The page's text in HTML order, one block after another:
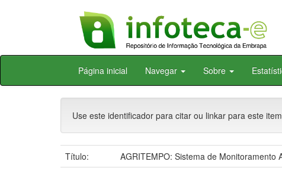
Skip
Página inicial Navegar Sobre
Use este identificador para citar ou linkar para este
Título:
AGRITEMPO: Sistema de